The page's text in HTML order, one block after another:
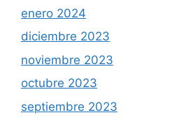
enero 2024
diciembre 2023
noviembre 2023
octubre 2023
septiembre 2023